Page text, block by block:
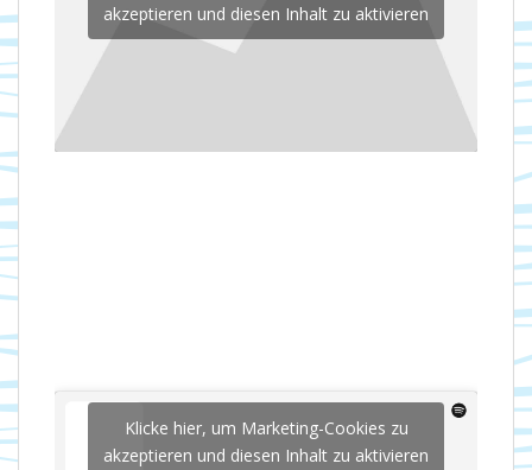
akzeptieren und diesen Inhalt zu aktivieren
Klicke hier, um Marketing-Cookies zu
akzeptieren und diesen Inhalt zu aktivieren